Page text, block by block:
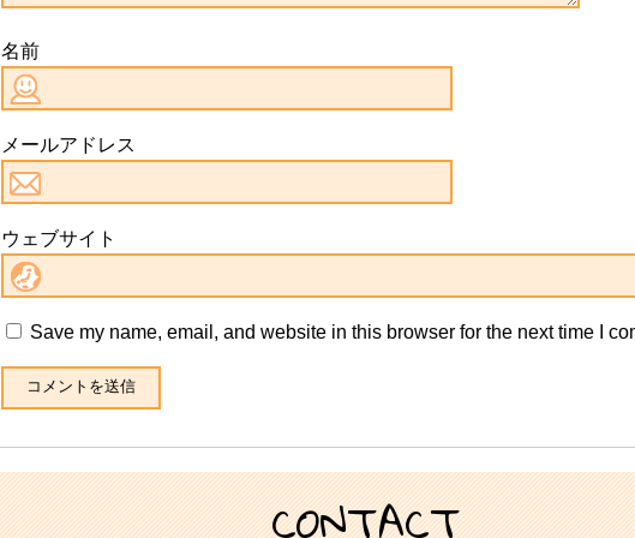
名前
メールアドレス
ウェブサイト
Save my name, email, and website in this browser for the next time I
CONTACT